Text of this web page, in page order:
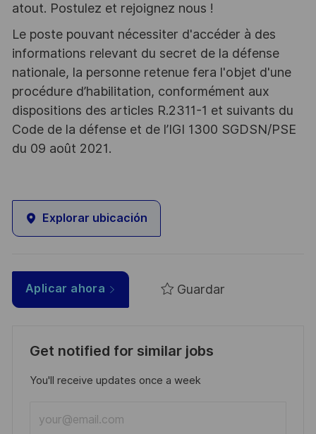
atout. Postulez et rejoignez nous !
Le poste pouvant nécessiter d'accéder à des
informations relevant du secret de la défense
nationale, la personne retenue fera l'objet d'une
procédure d’habilitation, conformément aux
dispositions des articles R.2311-1 et suivants du
Code de la défense et de l’IGI 1300 SGDSN/PSE
du 09 août 2021.
Explorar ubicación
Aplicar ahora Guardar
Get notified for similar jobs
You'll receive updates once a week
Email